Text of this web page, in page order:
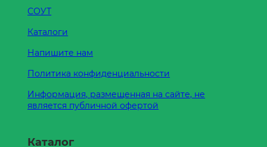
СОУТ
Каталоги
Напишите нам
Политика конфиденциальности
Информация, размещенная на сайте, не
является публичной офертой
Каталог